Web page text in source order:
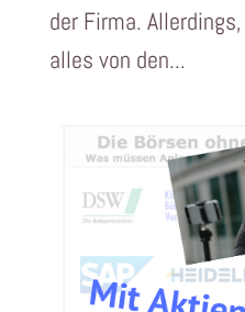
der Firma.
alles von den...